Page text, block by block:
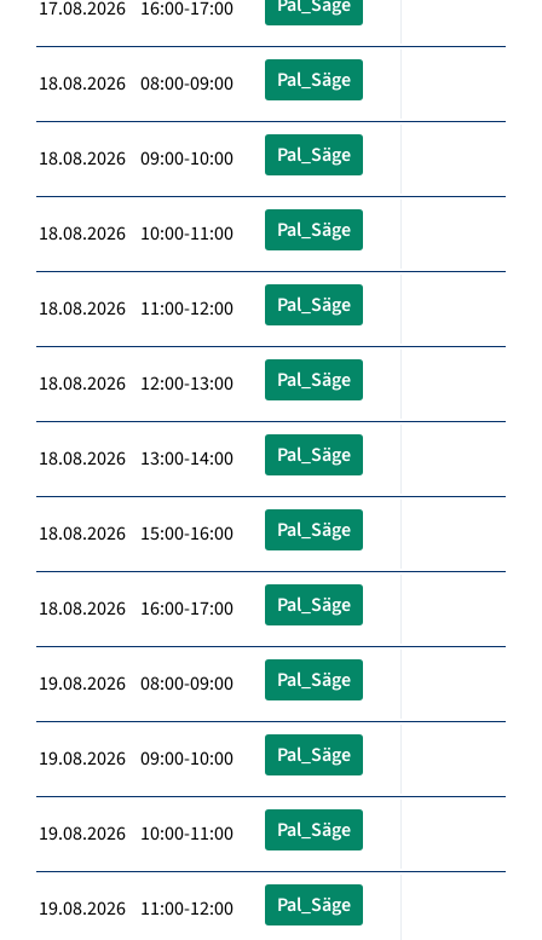
17.08.2026 16:00-17:00
18.08.2026 08:00-09:00 Pal_Säge
18.08.2026 09:00-10:00 Pal_Säge
18.08.2026 10:00-11:00 Pal_Säge
18.08.2026 11:00-12:00 Pal_Säge
18.08.2026 12:00-13:00 Pal_Säge
18.08.2026 13:00-14:00 Pal_Säge
18.08.2026 15:00-16:00 Pal_Säge
18.08.2026 16:00-17:00 Pal_Säge
19.08.2026 08:00-09:00 Pal_Säge
19.08.2026 09:00-10:00 Pal_Säge
19.08.2026 10:00-11:00 Pal_Säge
19.08.2026 11:00-12:00 Pal_Säge